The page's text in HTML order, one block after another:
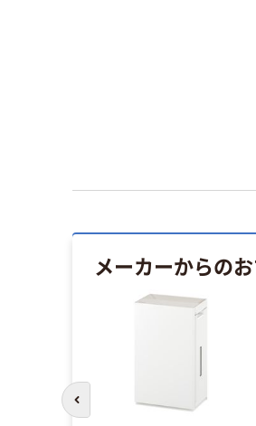
メーカーからの
前のスライドへ